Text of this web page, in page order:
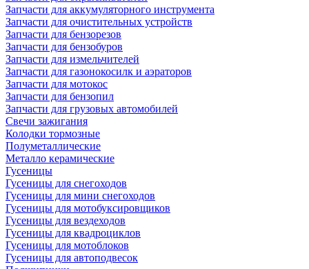
Запчасти для аккумуляторного инструмента
Запчасти для очистительных устройств
Запчасти для бензорезов
Запчасти для бензобуров
Запчасти для измельчителей
Запчасти для газонокосилк и аэраторов
Запчасти для мотокос
Запчасти для бензопил
Запчасти для грузовых автомобилей
Свечи зажигания
Колодки тормозные
Полуметаллические
Металло керамические
Гусеницы
Гусеницы для снегоходов
Гусеницы для мини снегоходов
Гусеницы для мотобуксировщиков
Гусеницы для вездеходов
Гусеницы для квадроциклов
Гусеницы для мотоблоков
Гусеницы для автоподвесок